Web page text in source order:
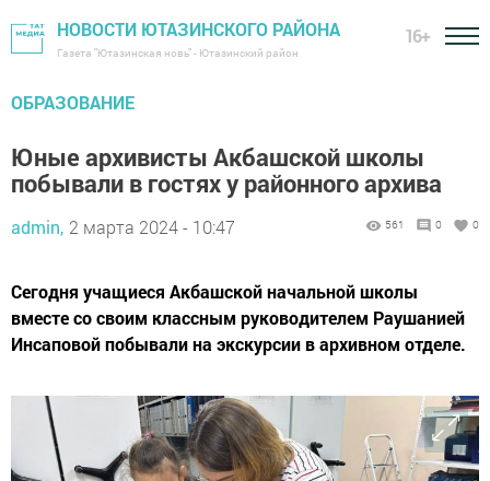
НОВОСТИ ЮТАЗИНСКОГО РАЙОНА
Газета "Ютазинская новь" - Ютазинский район
16+
ОБРАЗОВАНИЕ
Юные архивисты Акбашской школы
побывали в гостях у районного архива
admin, 2 марта 2024 - 10:47 561 0 0
Сегодня учащиеся Акбашской начальной школы
вместе со своим классным руководителем Раушанией
Инсаповой побывали на экскурсии в архивном отделе.